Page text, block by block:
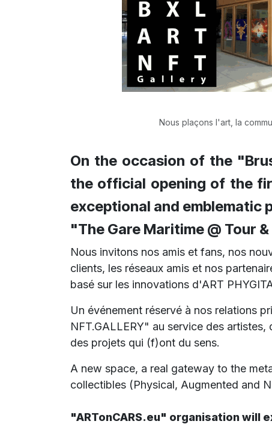
Nous plaçons l'art, la
On the occasion of the
the official opening of the
exceptional and emblematic
"The Gare Maritime @ Tour
Nous invitons nos amis et fans, nos
clients, les réseaux amis et nos
basé sur les innovations d'ART
Un événement réservé à nos relations
NFT.GALLERY" au service des artistes,
des projets qui (f)ont du sens.
A new space, a real gateway to the
collectibles (Physical, Augmented and
"ARTonCARS.eu" organisation will